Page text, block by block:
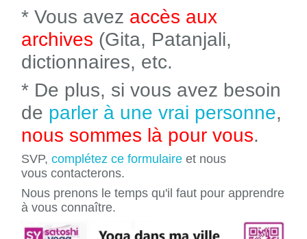
* Vous avez accès aux
archives (Gita, Patanjali,
dictionnaires, etc.
* De plus, si vous avez besoin
de parler à une vrai personne,
nous sommes là pour vous.
SVP, complétez ce formulaire et nous
vous contacterons.
Nous prenons le temps qu'il faut pour apprendre
à vous connaître.